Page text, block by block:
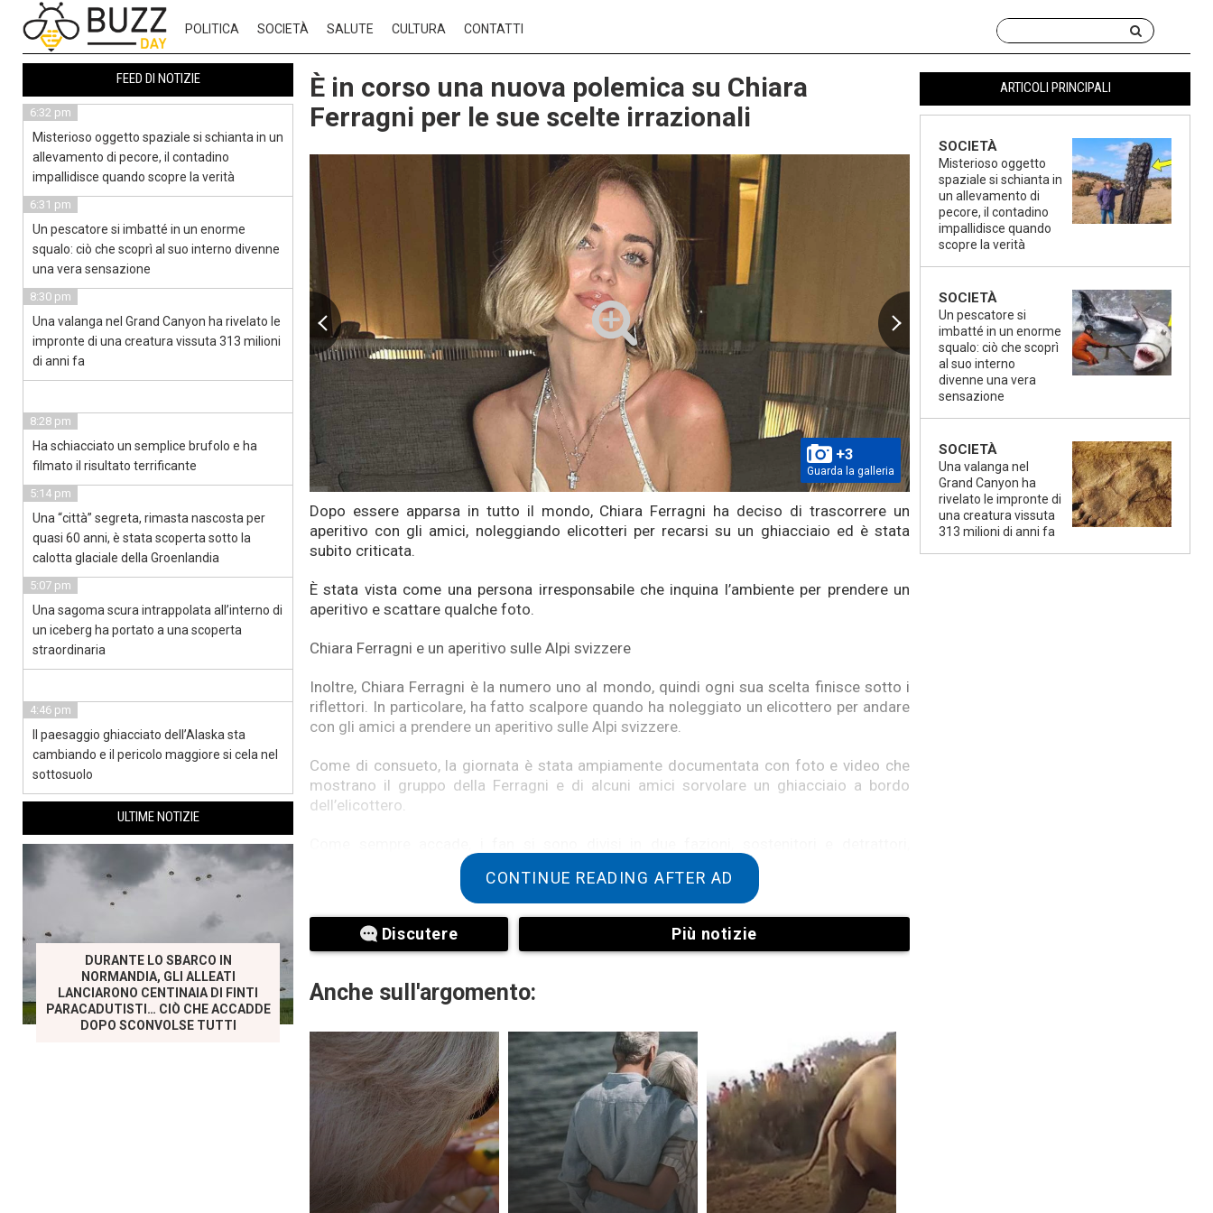
POLITICA SOCIETÀ SALUTE CULTURA CONTATTI
È in corso una nuova polemica su Chiara
Ferragni per le sue scelte irrazionali
+3
Guarda la galleria
Dopo essere apparsa in tutto il mondo, Chiara Ferragni ha deciso di trascorrere un
aperitivo con gli amici, noleggiando elicotteri per recarsi su un ghiacciaio ed è stata
subito criticata.
È stata vista come una persona irresponsabile che inquina l’ambiente per prendere un
aperitivo e scattare qualche foto.
Chiara Ferragni e un aperitivo sulle Alpi svizzere
Inoltre, Chiara Ferragni è la numero uno al mondo, quindi ogni sua scelta finisce sotto i
riflettori. In particolare, ha fatto scalpore quando ha noleggiato un elicottero per andare
con gli amici a prendere un aperitivo sulle Alpi svizzere.
Come di consueto, la giornata è stata ampiamente documentata con foto e video che
mostrano il gruppo della Ferragni e di alcuni amici sorvolare un ghiacciaio a bordo
dell’elicottero.
criticando questa scelta irrazionale.
Secondo i fan, volare in elicottero su un ghiacciaio per prendere un aperitivo è un’azione
poco sicura dal punto di vista ambientale, soprattutto perché il riscaldamento globale
sta sciogliendo questi paesaggi, costituiti principalmente da consistenti masse di
CONTINUE READING AFTER AD
Discutere Più notizie
Anche sull'argomento:
ARTICOLI PRINCIPALI
SOCIETÀ
Misterioso oggetto
spaziale si schianta in
un allevamento di
pecore, il contadino
impallidisce quando
scopre la verità
SOCIETÀ
Un pescatore si
imbatté in un enorme
squalo: ciò che scoprì
al suo interno
divenne una vera
sensazione
SOCIETÀ
Una valanga nel
Grand Canyon ha
rivelato le impronte di
una creatura vissuta
313 milioni di anni fa
FEED DI NOTIZIE
6:32 pm
Misterioso oggetto spaziale si schianta in un
allevamento di pecore, il contadino
impallidisce quando scopre la verità
6:31 pm
Un pescatore si imbatté in un enorme
squalo: ciò che scoprì al suo interno divenne
una vera sensazione
8:30 pm
Una valanga nel Grand Canyon ha rivelato le
impronte di una creatura vissuta 313 milioni
di anni fa
8:28 pm
Ha schiacciato un semplice brufolo e ha
filmato il risultato terrificante
5:14 pm
Una “città” segreta, rimasta nascosta per
quasi 60 anni, è stata scoperta sotto la
calotta glaciale della Groenlandia
5:07 pm
Una sagoma scura intrappolata all’interno di
un iceberg ha portato a una scoperta
straordinaria
4:46 pm
Il paesaggio ghiacciato dell’Alaska sta
cambiando e il pericolo maggiore si cela nel
sottosuolo
ULTIME NOTIZIE
DURANTE LO SBARCO IN
NORMANDIA, GLI ALLEATI
LANCIARONO CENTINAIA DI FINTI
PARACADUTISTI… CIÒ CHE ACCADDE
DOPO SCONVOLSE TUTTI